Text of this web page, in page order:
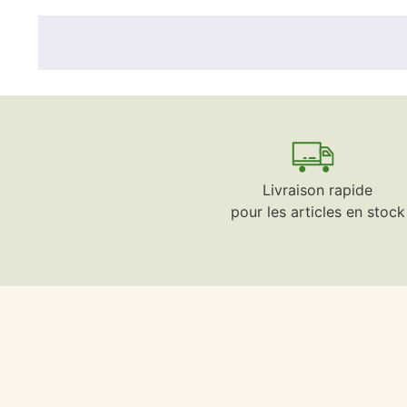
Livraison rapide
pour les articles en stock